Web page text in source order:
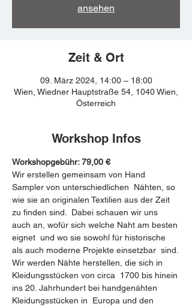
ansehen
Zeit & Ort
09. März 2024, 14:00 – 18:00
Wien, Wiedner Hauptstraße 54, 1040 Wien,
Österreich
Workshop Infos
Workshopgebühr: 79,00 €
Wir erstellen gemeinsam von Hand
Sampler von unterschiedlichen  Nähten, so
wie sie an originalen Textilien aus der Zeit
zu finden sind.  Dabei schauen wir uns
auch an, wofür sich welche Naht am besten
eignet  und wo sie sowohl für historische
als auch moderne Projekte einsetzbar  sind.
Wir werden Nähte herstellen, die sich in
Kleidungsstücken von circa  1700 bis hinein
ins 20. Jahrhundert bei handgenähten
Kleidungsstücken in  Europa und den